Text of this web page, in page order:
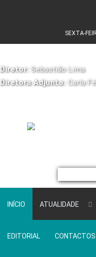
SEXTA-
Diretor: Sebastião Lima
Diretora Adjunta: Carla
INÍCIO ATUALIDADE
EDITORIAL CONTACTOS